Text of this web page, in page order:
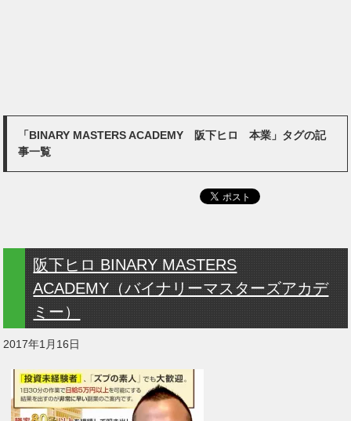
「BINARY MASTERS ACADEMY 阪下ヒロ 本業」タグの記
事一覧
阪下ヒロ BINARY MASTERS
ACADEMY（バイナリーマスターズアカデ
ミー）
2017年1月16日